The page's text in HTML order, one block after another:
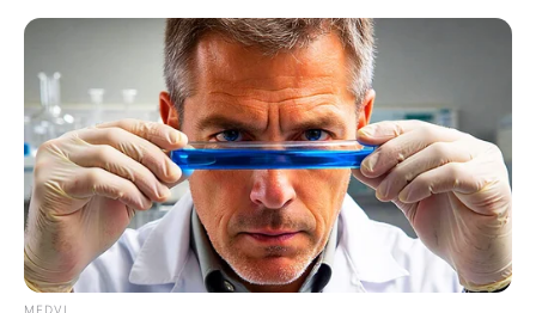
MEDVI